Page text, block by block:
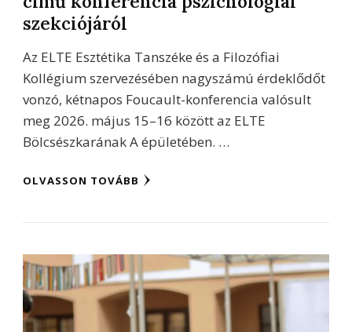
szekciójáról
Az ELTE Esztétika Tanszéke és a Filozófiai
Kollégium szervezésében nagyszámú érdeklődőt
vonzó, kétnapos Foucault-konferencia valósult
meg 2026. május 15–16 között az ELTE
Bölcsészkarának A épületében. …
OLVASSON TOVÁBB